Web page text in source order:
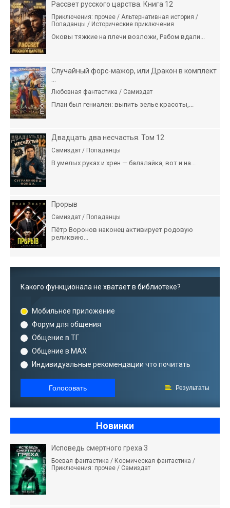
Рассвет русского царства. Книга 12
Приключения: прочее / Альтернативная история /
Попаданцы / Исторические приключения
Оковы тяжкие на плечи возложи, Рабом вдали...
Случайный форс-мажор, или Дракон в комплект
...
Любовная фантастика / Самиздат
План был гениален: выпить зелье красоты,...
Двадцать два несчастья. Том 12
Самиздат / Попаданцы
В умелых руках и хрен — балалайка, вот и на...
Прорыв
Самиздат / Попаданцы
Пётр Воронов наконец активирует родовую
реликвию...
Какого функционала не хватает в библиотеке?
Мобильное приложение
Форум для общения
Общение в ТГ
Общение в MAX
Индивидуальные рекомендации что почитать
Голосовать Результаты
Новинки
Исповедь смертного греха 3
Боевая фантастика / Космическая фантастика /
Приключения: прочее / Самиздат